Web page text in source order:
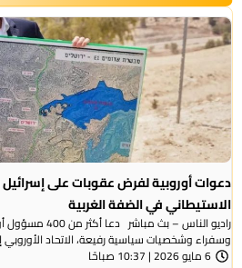
الاستيطاني في الضفة الغربية
راديو الناس – بث
وسفراء وشخصيات سياسية رفيعة، الاتحاد الأوروبي
6 مايو 2026 | 10:37 صباحًا